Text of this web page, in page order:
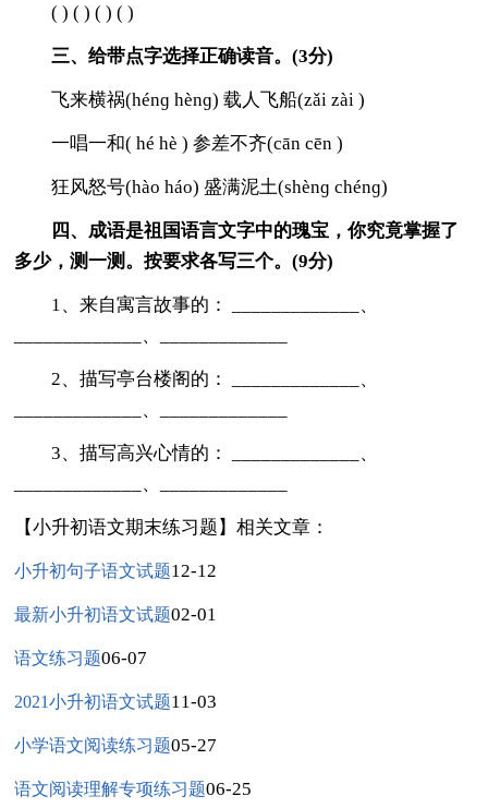
( ) ( ) ( ) ( )
三、给带点字选择正确读音。(3分)
飞来横祸(hénɡ hènɡ) 载人飞船(zǎi zài )
一唱一和( hé hè ) 参差不齐(cān cēn )
狂风怒号(hào háo) 盛满泥土(shènɡ chénɡ)
四、成语是祖国语言文字中的瑰宝，你究竟掌握了
多少，测一测。按要求各写三个。(9分)
1、来自寓言故事的： _____________、
_____________、_____________
2、描写亭台楼阁的： _____________、
_____________、_____________
3、描写高兴心情的： _____________、
_____________、_____________
【小升初语文期末练习题】相关文章：
小升初句子语文试题12-12
最新小升初语文试题02-01
语文练习题06-07
2021小升初语文试题11-03
小学语文阅读练习题05-27
语文阅读理解专项练习题06-25